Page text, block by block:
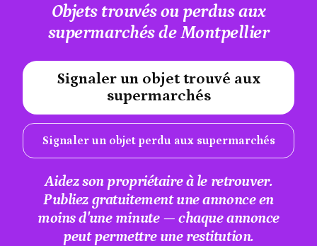
Objets trouvés ou perdus aux
supermarchés de Montpellier
Signaler un objet trouvé aux
supermarchés
Signaler un objet perdu aux supermarchés
#A12AEB
Aidez son propriétaire à le retrouver.
Publiez gratuitement une annonce en
moins d'une minute — chaque annonce
peut permettre une restitution.